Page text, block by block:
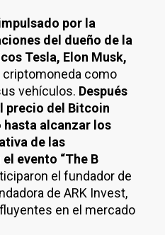
por la
del dueño de la
Tesla, Elon Musk,
criptomoneda como
vehículos. Después
precio del Bitcoin
alcanzar los
de las
evento “The B
el fundador de
de ARK Invest,
en el mercado